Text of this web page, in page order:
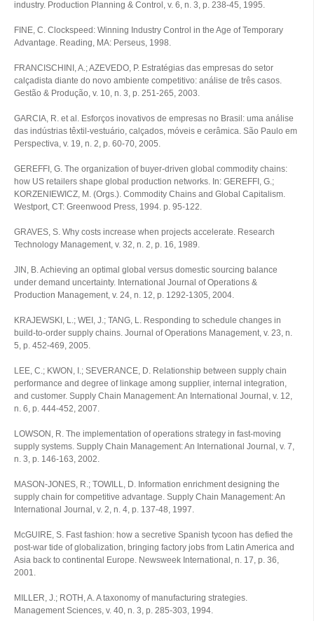
industry. Production Planning & Control, v. 6, n. 3, p. 238-45, 1995.
FINE, C. Clockspeed: Winning Industry Control in the Age of Temporary
Advantage. Reading, MA: Perseus, 1998.
FRANCISCHINI, A.; AZEVEDO, P. Estratégias das empresas do setor
calçadista diante do novo ambiente competitivo: análise de três casos.
Gestão & Produção, v. 10, n. 3, p. 251-265, 2003.
GARCIA, R. et al. Esforços inovativos de empresas no Brasil: uma análise
das indústrias têxtil-vestuário, calçados, móveis e cerâmica. São Paulo em
Perspectiva, v. 19, n. 2, p. 60-70, 2005.
GEREFFI, G. The organization of buyer-driven global commodity chains:
how US retailers shape global production networks. In: GEREFFI, G.;
KORZENIEWICZ, M. (Orgs.). Commodity Chains and Global Capitalism.
Westport, CT: Greenwood Press, 1994. p. 95-122.
GRAVES, S. Why costs increase when projects accelerate. Research
Technology Management, v. 32, n. 2, p. 16, 1989.
JIN, B. Achieving an optimal global versus domestic sourcing balance
under demand uncertainty. International Journal of Operations &
Production Management, v. 24, n. 12, p. 1292-1305, 2004.
KRAJEWSKI, L.; WEI, J.; TANG, L. Responding to schedule changes in
build-to-order supply chains. Journal of Operations Management, v. 23, n.
5, p. 452-469, 2005.
LEE, C.; KWON, I.; SEVERANCE, D. Relationship between supply chain
performance and degree of linkage among supplier, internal integration,
and customer. Supply Chain Management: An International Journal, v. 12,
n. 6, p. 444-452, 2007.
LOWSON, R. The implementation of operations strategy in fast-moving
supply systems. Supply Chain Management: An International Journal, v. 7,
n. 3, p. 146-163, 2002.
MASON-JONES, R.; TOWILL, D. Information enrichment designing the
supply chain for competitive advantage. Supply Chain Management: An
International Journal, v. 2, n. 4, p. 137-48, 1997.
McGUIRE, S. Fast fashion: how a secretive Spanish tycoon has defied the
post-war tide of globalization, bringing factory jobs from Latin America and
Asia back to continental Europe. Newsweek International, n. 17, p. 36,
2001.
MILLER, J.; ROTH, A. A taxonomy of manufacturing strategies.
Management Sciences, v. 40, n. 3, p. 285-303, 1994.